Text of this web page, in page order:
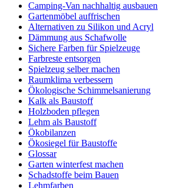
Camping-Van nachhaltig ausbauen
Gartenmöbel auffrischen
Alternativen zu Silikon und Acryl
Dämmung aus Schafwolle
Sichere Farben für Spielzeuge
Farbreste entsorgen
Spielzeug selber machen
Raumklima verbessern
Ökologische Schimmelsanierung
Kalk als Baustoff
Holzboden pflegen
Lehm als Baustoff
Ökobilanzen
Ökosiegel für Baustoffe
Glossar
Garten winterfest machen
Schadstoffe beim Bauen
Lehmfarben